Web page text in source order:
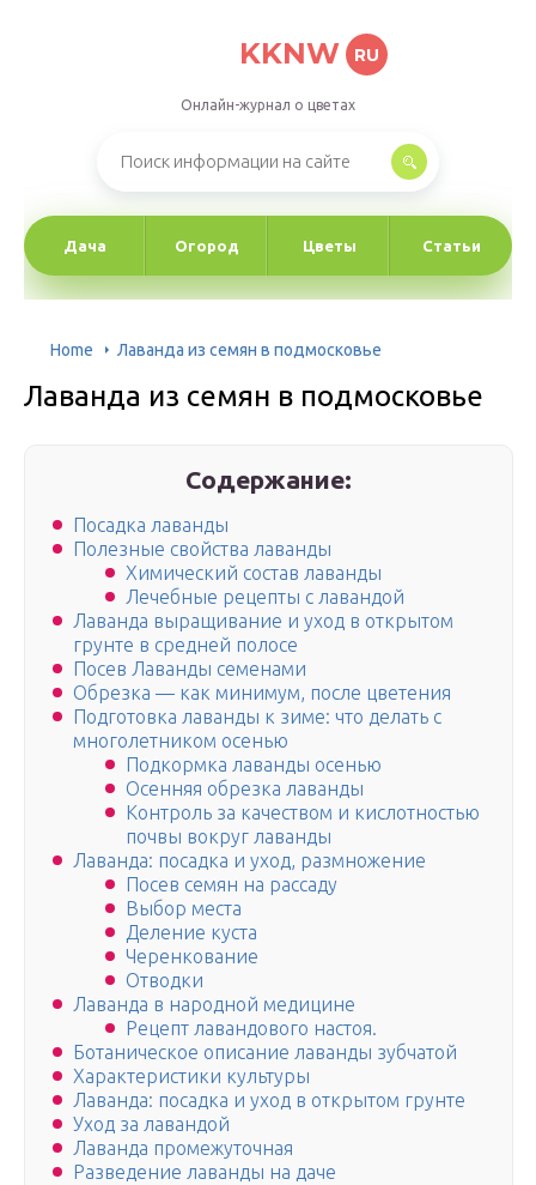
KKNW RU
Онлайн-журнал о цветах
Дача Огород Цветы Статьи
Home Лаванда из семян в подмосковье
Лаванда из семян в подмосковье
Содержание:
Посадка лаванды
Полезные свойства лаванды
Химический состав лаванды
Лечебные рецепты с лавандой
Лаванда выращивание и уход в открытом
грунте в средней полосе
Посев Лаванды семенами
Обрезка — как минимум, после цветения
Подготовка лаванды к зиме: что делать с
многолетником осенью
Подкормка лаванды осенью
Осенняя обрезка лаванды
Контроль за качеством и кислотностью
почвы вокруг лаванды
Лаванда: посадка и уход, размножение
Посев семян на рассаду
Выбор места
Деление куста
Черенкование
Отводки
Лаванда в народной медицине
Рецепт лавандового настоя.
Ботаническое описание лаванды зубчатой
Характеристики культуры
Лаванда: посадка и уход в открытом грунте
Уход за лавандой
Ла­ван­да про­межу­точ­ная
Разведение лаванды на даче